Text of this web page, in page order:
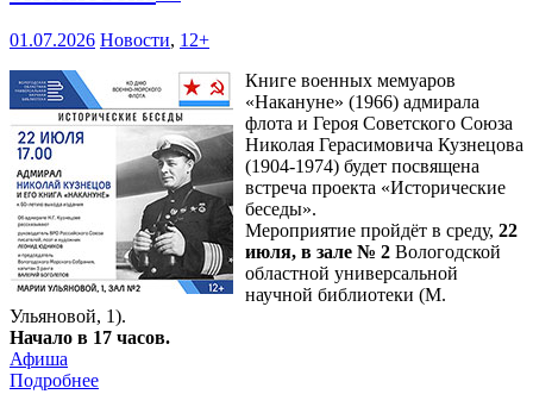
01.07.2026 Новости, 12+
Книге военных мемуаров
«Накануне» (1966) адмирала
флота и Героя Советского Союза
Николая Герасимовича Кузнецова
(1904-1974) будет посвящена
встреча проекта «Исторические
беседы».
Мероприятие пройдёт в среду, 22
июля, в зале № 2 Вологодской
областной универсальной
научной библиотеки (М.
Ульяновой, 1).
Начало в 17 часов.
Афиша
Подробнее